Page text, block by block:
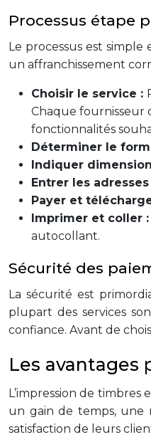
Processus étape
Le processus est
un affranchissement
Choisir le service :
Chaque fournisseur
fonctionnalités
Déterminer le
Indiquer
Entrer les adresses
Payer et
Imprimer et coller :
autocollant.
Sécurité des
La sécurité est
plupart des services
confiance. Avant de
Les avantages
L’impression de
un gain de temps, une
satisfaction de leurs